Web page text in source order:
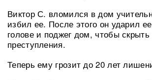
Виктор С. вломился в дом
избил ее. После этого он ударил
голове и поджег дом, чтобы
преступления.
Теперь ему грозит до 20 лет